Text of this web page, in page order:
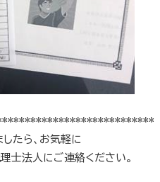
たら、お気軽に
士法人にご連絡ください。